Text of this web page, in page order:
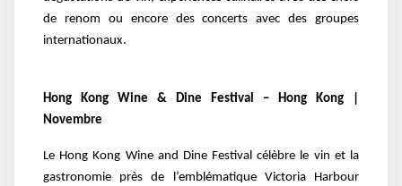
de renom ou encore des concerts avec des groupes
internationaux.
Hong Kong Wine & Dine Festival – Hong Kong |
Novembre
Le Hong Kong Wine and Dine Festival célèbre le vin et la
gastronomie près de l’emblématique Victoria Harbour